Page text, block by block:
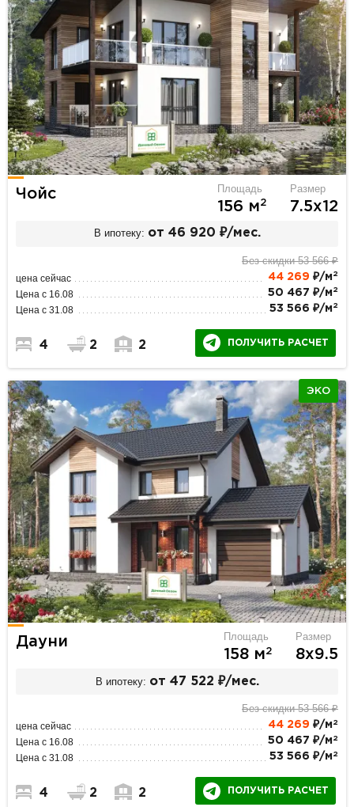
Чойс Площадь
156 м2
Размер
7.5х12
В ипотеку: от 46 920 ₽/мес.
Без скидки 53 566 ₽
цена сейчас 44 269 ₽/м 2
Цена с 16.08 50 467 ₽/м 2
Цена с 31.08 53 566 ₽/м 2
4 2 2 ПОЛУЧИТЬ РАСЧЕТ
ЭКО
Дауни Площадь
158 м2
Размер
8х9.5
В ипотеку: от 47 522 ₽/мес.
Без скидки 53 566 ₽
цена сейчас 44 269 ₽/м 2
Цена с 16.08 50 467 ₽/м 2
Цена с 31.08 53 566 ₽/м 2
4 2 2 ПОЛУЧИТЬ РАСЧЕТ